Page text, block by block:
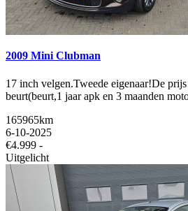
2009 Mini Clubman
17 inch velgen.Tweede eigenaar!De
beurt(beurt,1 jaar apk en 3 maanden
165965km
6-10-2025
€4.999 -
Uitgelicht